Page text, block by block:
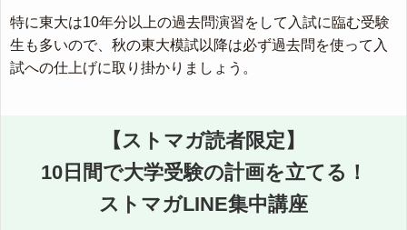
特に東大は10年分以上の過去問演習をして入試に臨む受験
生も多いので、秋の東大模試以降は必ず過去問を使って入
試への仕上げに取り掛かりましょう。
【ストマガ読者限定】
10日間で大学受験の計画を立てる！
ストマガLINE集中講座